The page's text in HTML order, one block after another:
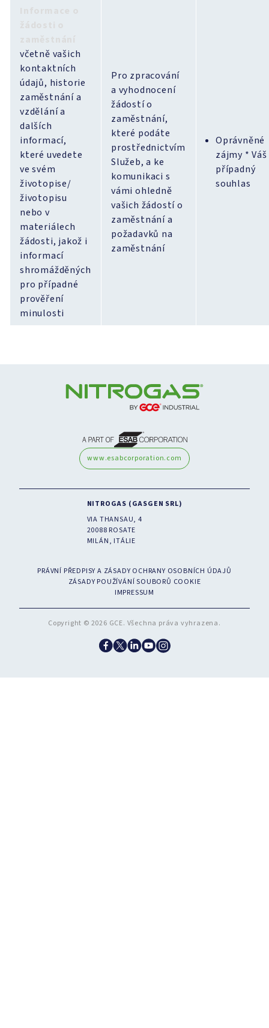
včetně vašich
kontaktních
údajů, historie
zaměstnání a
vzdělání a
dalších
informací,
které uvedete
ve svém
životopise/
životopisu
nebo v
materiálech
žádosti, jakož i
informací
shromážděných
pro případné
prověření
minulosti
Pro zpracování
a vyhodnocení
žádostí o
zaměstnání,
které podáte
prostřednictvím
Služeb, a ke
komunikaci s
vámi ohledně
vašich žádostí o
zaměstnání a
požadavků na
zaměstnání
Oprávněné
zájmy * Váš
případný
souhlas
NITROGAS (GASGEN SRL)
VIA THANSAU, 4
20088 ROSATE
MILÁN, ITÁLIE
PRÁVNÍ PŘEDPISY A ZÁSADY OCHRANY OSOBNÍCH ÚDAJŮ
ZÁSADY POUŽÍVÁNÍ SOUBORŮ COOKIE
IMPRESSUM
www.esabcorporation.com
Copyright © 2026 GCE. Všechna práva vyhrazena.